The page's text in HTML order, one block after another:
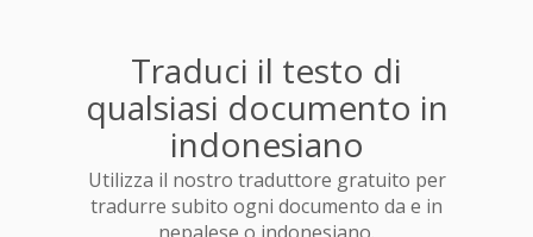
Traduci il testo di
qualsiasi documento in
indonesiano
Utilizza il nostro traduttore gratuito per
tradurre subito ogni documento da e in